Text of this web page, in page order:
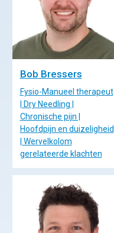
Bob Bressers
Fysio-Manueel therapeut
| Dry Needling |
Chronische pijn |
Hoofdpijn en duizeligheid
| Wervelkolom
gerelateerde klachten